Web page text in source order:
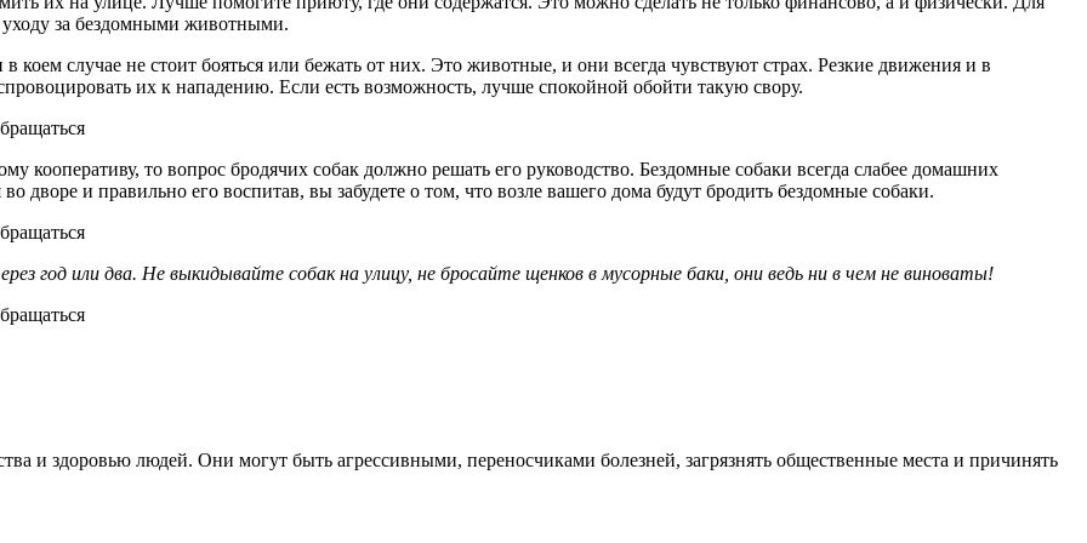
уходу за бездомными животными.
случае не стоит бояться или бежать от них. Это животные, и они всегда чувствуют страх. Резкие движения и в
их к нападению. Если есть возможность, лучше спокойной обойти такую свору.
кооперативу, то вопрос бродячих собак должно решать его руководство. Бездомные собаки всегда слабее домашних
дворе и правильно его воспитав, вы забудете о том, что возле вашего дома будут бродить бездомные собаки.
год или два. Не выкидывайте собак на улицу, не бросайте щенков в мусорные баки, они ведь ни в чем не виноваты!
и здоровью людей. Они могут быть агрессивными, переносчиками болезней, загрязнять общественные места и причинять